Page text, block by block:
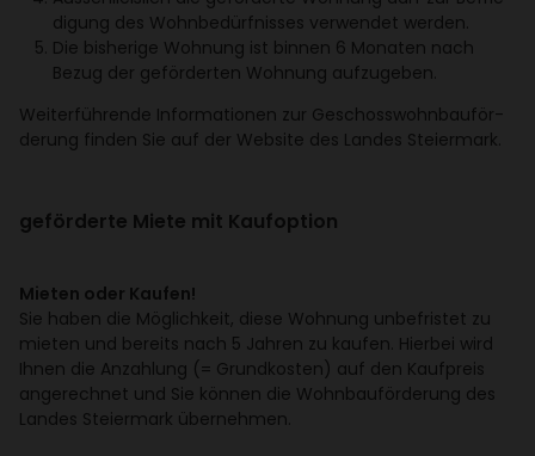
di­gung des Wohn­be­dürf­nisses verwendet werden.
Die bishe­rige Wohnung ist binnen 6 Monaten nach
Bezug der geför­derten Wohnung aufzu­geben.
Weiter­füh­rende Infor­ma­tionen zur Geschoss­wohn­bau­för­
de­rung finden Sie auf der Website des Landes Stei­er­mark.
geför­derte Miete mit Kauf­op­tion
Mieten oder Kaufen!
Sie haben die Möglich­keit, diese Wohnung unbe­fristet zu
mieten und bereits nach 5 Jahren zu kaufen. Hierbei wird
Ihnen die Anzah­lung (= Grund­kosten) auf den Kauf­preis
ange­rechnet und Sie können die Wohn­bau­för­de­rung des
Landes Stei­er­mark über­nehmen.